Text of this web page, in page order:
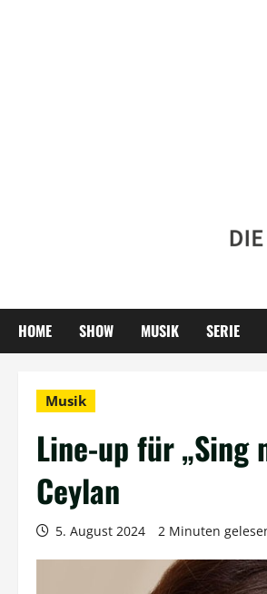
HOME SHOW MUSIK SERIE
Musik
Line-up für „Sing
Ceylan
5. August 2024 2 Minuten